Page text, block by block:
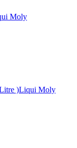
Moly
Litre )Liqui Moly